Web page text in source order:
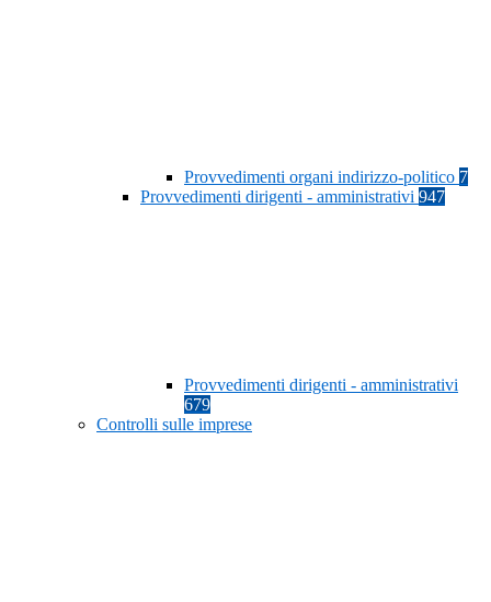
Provvedimenti organi indirizzo-politico 7
Provvedimenti dirigenti - amministrativi 947
Provvedimenti dirigenti - amministrativi
679
Controlli sulle imprese